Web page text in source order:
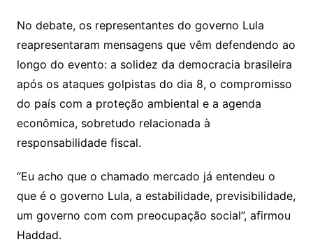
No debate, os representantes do governo Lula
reapresentaram mensagens que vêm defendendo ao
longo do evento: a solidez da democracia brasileira
após os ataques golpistas do dia 8, o compromisso
do país com a proteção ambiental e a agenda
econômica, sobretudo relacionada à
responsabilidade fiscal.
“Eu acho que o chamado mercado já entendeu o
que é o governo Lula, a estabilidade, previsibilidade,
um governo com com preocupação social”, afirmou
Haddad.